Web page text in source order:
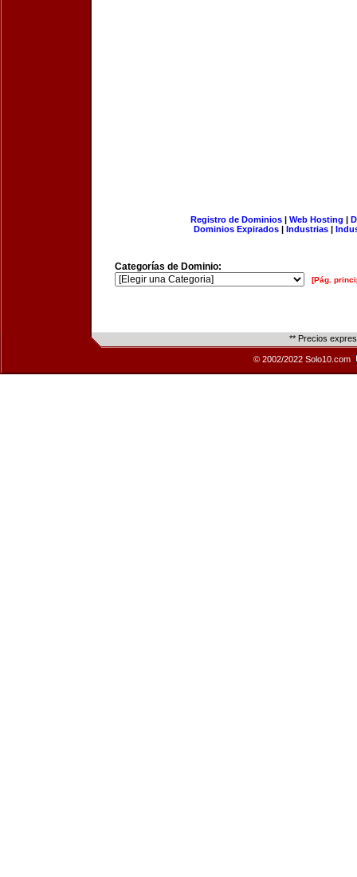
Registro de Dominios| Web Hosting |
Dominios Expirados | Industrias |
Categorías de Dominio:
[Pág.
** Precios
© 2002/2022 Solo10.com